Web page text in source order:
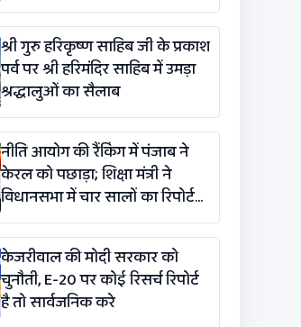
श्री गुरु हरिकृष्ण साहिब जी के प्रकाश
पर्व पर श्री हरिमंदिर साहिब में उमड़ा
श्रद्धालुओं का सैलाब
नीति आयोग की रैंकिंग में पंजाब ने
केरल को पछाड़ा; शिक्षा मंत्री ने
विधानसभा में चार सालों का रिपोर्ट
कार्ड पेश किया
केजरीवाल की मोदी सरकार को
चुनौती, E-20 पर कोई रिसर्च रिपोर्ट
है तो सार्वजनिक करे